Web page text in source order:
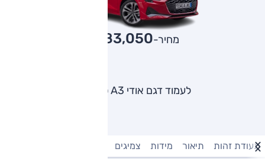
מחיר-₪283,050
לעמוד דגם אודי A3 סדאן
תעודת זהות תיאור מידות צמיגים